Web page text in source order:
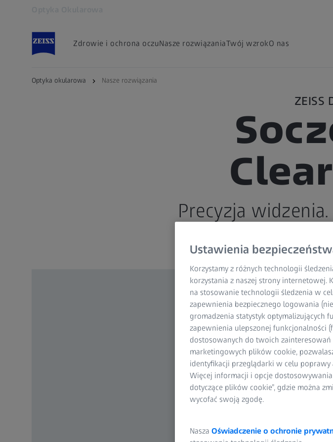
Zdrowie i ochrona oczuNasze rozwiązaniaTwój wzrokO nas
Optyka okularowa Nasze rozwiązania
ZEISS
Precyzja
Ustawienia
Korzystamy z różnych technologii
korzystania z naszej strony internetowej.
na stosowanie technologii śledzenia w
zapewnienia bezpiecznego logowania
gromadzenia statystyk optymalizujących
zapewnienia ulepszonej funkcjonalności
dostosowanych do twoich
marketingowych plików cookie,
identyfikacji przeglądarki w celu
Więcej informacji i opcje
dotyczące plików cookie”, gdzie można
wycofać swoją zgodę.
Nasza Oświadczenie o ochronie